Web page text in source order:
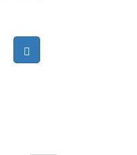
Ajouter au panier